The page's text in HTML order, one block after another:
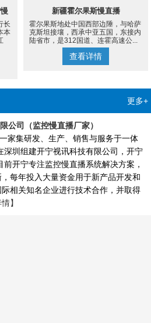
长
本
新疆霍尔果斯慢直播
霍尔果斯地处中国西部边陲，与哈萨
克斯坦接壤，西承中亚五国，东接内
陆省市，是312国道、连霍高速公...
查看详情
更多+
公司（监控慢直播厂家）
家集研发、生产、销售与服务于一体
深圳组建开宁视讯科技有限公司，开宁
开宁专注监控慢直播系统解决方案，
每年投入大量资金用于新产品开发和
相关知名企业进行技术合作，并取得
】